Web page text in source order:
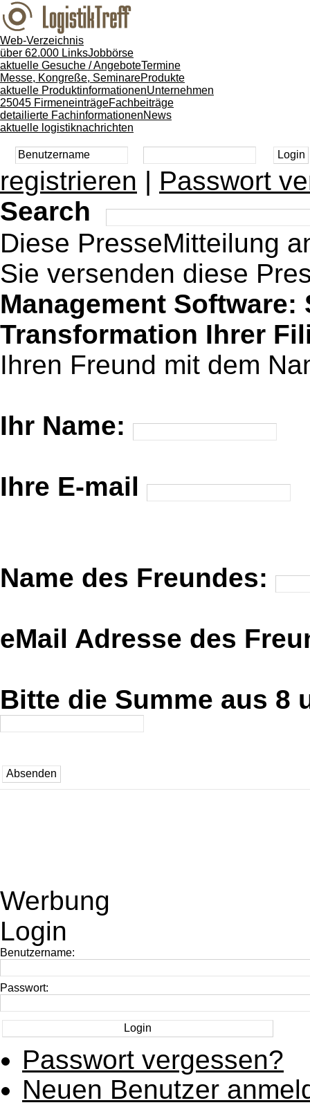
Web-Verzeichnis
über 62.000 LinksJobbörse
aktuelle Gesuche / AngeboteTermine
Messe, Kongreße, SeminareProdukte
aktuelle ProduktinformationenUnternehmen
25045 FirmeneinträgeFachbeiträge
detailierte FachinformationenNews
aktuelle logistiknachrichten
registrieren | Passwort
Search
Diese PresseMitteilung
Sie versenden diese
Management
Transformation Ihrer
Ihren Freund mit dem
Ihr Name:
Ihre E-mail
Name des Freundes:
eMail Adresse des
Bitte die Summe aus 8
Werbung
Login
Benutzername:
Passwort:
Passwort vergessen?
Neuen Benutzer